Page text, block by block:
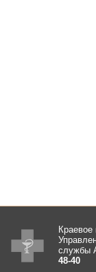
службы
48-40